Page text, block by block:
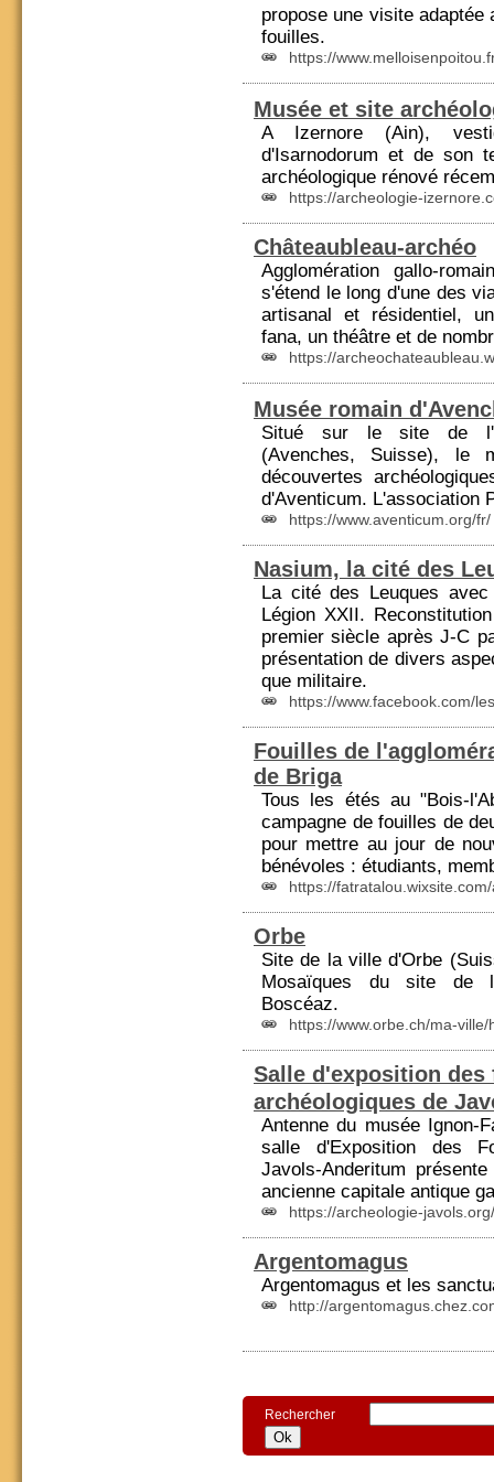
propose une visite
fouilles.
https://
Musée et site
A Izernore (Ain),
d'Isarnodorum et de son
archéologique rénové
https://archeologie-
Châteaubleau-archéo
Agglomération gallo-
s'étend le long d'une des
artisanal et résidentiel,
fana, un théâtre et de
https://
Musée romain
Situé sur le site de
(Avenches, Suisse), le
découvertes
d'Aventicum. L'association
https://www.aventicum.org/fr/
Nasium, la cité des
La cité des Leuques
Légion XXII.
premier siècle après J-C
présentation de divers
que militaire.
https://www.facebook.com/
Fouilles de
de Briga
Tous les étés au "Bois-
campagne de fouilles de
pour mettre au jour de
bénévoles : étudiants,
https://
Orbe
Site de la ville d'Orbe
Mosaïques du site de
Boscéaz.
https://www.orbe.ch/ma-ville/
Salle d'exposition des
archéologiques de
Antenne du musée Ignon-
salle d'Exposition des
Javols-Anderitum
ancienne capitale antique
https://archeologie-javols.org/
Argentomagus
Argentomagus et les
http://
Rechercher